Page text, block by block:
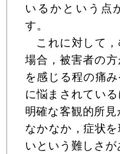
いるかという点
す。
これに対して
場合，被害者の
を感じる程の痛
に悩まされてい
明確な客観的所
なかなか，症状
いという難しさが